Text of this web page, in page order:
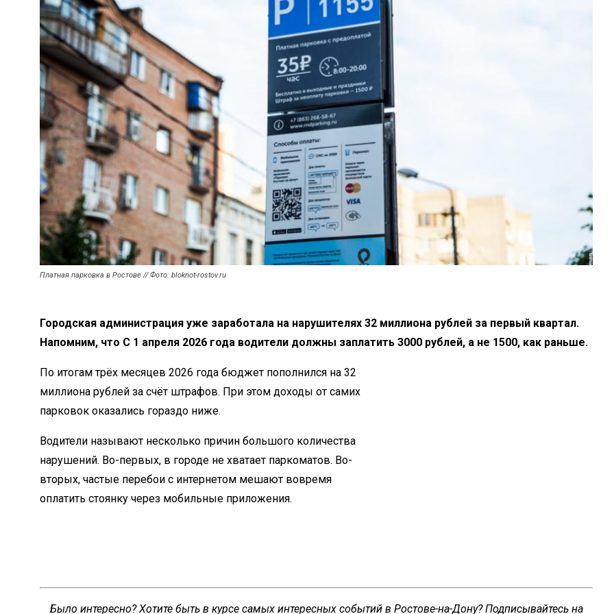
Платная парковка в Ростове // Фото: bloknot-rostov.ru
Городская администрация уже заработала на нарушителях 32 миллиона рублей за первый квартал.
Напомним, что С 1 апреля 2026 года водители должны заплатить 3000 рублей, а не 1500, как раньше.
По итогам трёх месяцев 2026 года бюджет пополнился на 32
миллиона рублей за счёт штрафов. При этом доходы от самих
парковок оказались гораздо ниже.
Водители называют несколько причин большого количества
нарушений. Во-первых, в городе не хватает паркоматов. Во-
вторых, частые перебои с интернетом мешают вовремя
оплатить стоянку через мобильные приложения.
Было интересно? Хотите быть в курсе самых интересных событий в Ростове-на-Дону? Подписывайтесь на